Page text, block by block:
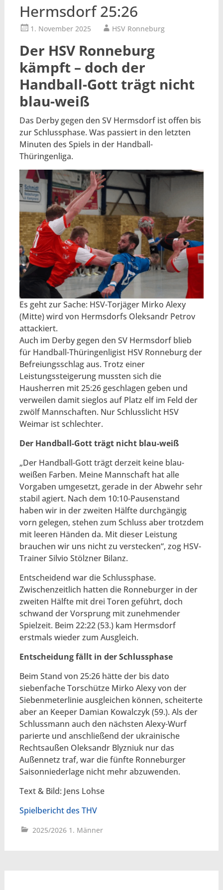
Hermsdorf 25:26
1. November 2025 HSV Ronneburg
Der HSV Ronneburg
kämpft – doch der
Handball-Gott trägt nicht
blau-weiß
Das Derby gegen den SV Hermsdorf ist offen bis
zur Schlussphase. Was passiert in den letzten
Minuten des Spiels in der Handball-
Thüringenliga.
Es geht zur Sache: HSV-Torjäger Mirko Alexy
(Mitte) wird von Hermsdorfs Oleksandr Petrov
attackiert.
Auch im Derby gegen den SV Hermsdorf blieb
für Handball-Thüringenligist HSV Ronneburg der
Befreiungsschlag aus. Trotz einer
Leistungssteigerung mussten sich die
Hausherren mit 25:26 geschlagen geben und
verweilen damit sieglos auf Platz elf im Feld der
zwölf Mannschaften. Nur Schlusslicht HSV
Weimar ist schlechter.
Der Handball-Gott trägt nicht blau-weiß
„Der Handball-Gott trägt derzeit keine blau-
weißen Farben. Meine Mannschaft hat alle
Vorgaben umgesetzt, gerade in der Abwehr sehr
stabil agiert. Nach dem 10:10-Pausenstand
haben wir in der zweiten Hälfte durchgängig
vorn gelegen, stehen zum Schluss aber trotzdem
mit leeren Händen da. Mit dieser Leistung
brauchen wir uns nicht zu verstecken“, zog HSV-
Trainer Silvio Stölzner Bilanz.
Entscheidend war die Schlussphase.
Zwischenzeitlich hatten die Ronneburger in der
zweiten Hälfte mit drei Toren geführt, doch
schwand der Vorsprung mit zunehmender
Spielzeit. Beim 22:22 (53.) kam Hermsdorf
erstmals wieder zum Ausgleich.
Entscheidung fällt in der Schlussphase
Beim Stand von 25:26 hätte der bis dato
siebenfache Torschütze Mirko Alexy von der
Siebenmeterlinie ausgleichen können, scheiterte
aber an Keeper Damian Kowalczyk (59.). Als der
Schlussmann auch den nächsten Alexy-Wurf
parierte und anschließend der ukrainische
Rechtsaußen Oleksandr Blyzniuk nur das
Außennetz traf, war die fünfte Ronneburger
Saisonniederlage nicht mehr abzuwenden.
Text & Bild: Jens Lohse
Spielbericht des THV
2025/2026 1. Männer